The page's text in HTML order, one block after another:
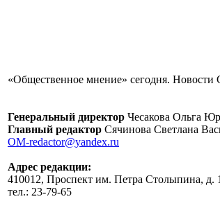
«Общественное мнение» сегодня. Новости
Генеральный директор Чесакова Ольга
Главный редактор Сячинова Светлана
OM-redactor@yandex.ru
Адрес редакции:
410012, Проспект им. Петра Столыпина, д.
тел.: 23-79-65